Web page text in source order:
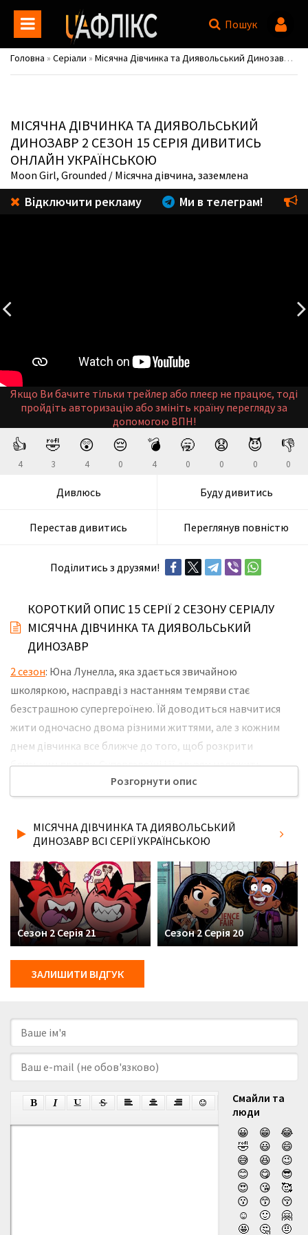
Пошук
Головна » Серіали » Місячна Дівчинка та Диявольський Динозавр / Marvel's Moon Girl and Devil Dinosaur
МІСЯЧНА ДІВЧИНКА ТА ДИЯВОЛЬСЬКИЙ
ДИНОЗАВР 2 СЕЗОН 15 СЕРІЯ ДИВИТИСЬ
ОНЛАЙН УКРАЇНСЬКОЮ
Moon Girl, Grounded / Місячна дівчина, заземлена
Відключити рекламу Ми в телеграм!
Якщо Ви бачите тільки трейлер або плеєр не працює, тоді
пройдіть авторизацію або змініть країну перегляду за
допомогою ВПН!
👍
4
🤣
3
😲
4
😔
0
💣
4
🥱
0
😧
0
😈
0
👎
0
Дивлюсь Буду дивитись
Перестав дивитись Переглянув повністю
Поділитись з друзями!
КОРОТКИЙ ОПИС 15 СЕРІЇ 2 СЕЗОНУ СЕРІАЛУ
МІСЯЧНА ДІВЧИНКА ТА ДИЯВОЛЬСЬКИЙ
ДИНОЗАВР
2 сезон: Юна Лунелла, яка здається звичайною
школяркою, насправді з настанням темряви стає
безстрашною супергероїнею. Їй доводиться навчитися
жити одночасно двома різними життями, але з кожним
днем дівчинка все ближче до того, щоб розкрити
близьким правду. Супергероїні і її друзям належить
відправитися на інші планети, битися з небезпечними
будь-який момент можуть виникнути непередбачені
обставини, здатні поставити їх життя під загрозу. Не
2 сезону серіалу Місячна Дівчинка та Диявольський
Динозавр українською мовою, у хорошій hd якості та з
українськими субтитрами!
Розгорнути опис
МІСЯЧНА ДІВЧИНКА ТА ДИЯВОЛЬСЬКИЙ
ДИНОЗАВР ВСІ СЕРІЇ УКРАЇНСЬКОЮ
Сезон 2 Серія 21 Сезон 2 Серія 20
ЗАЛИШИТИ ВІДГУК
Смайли та
люди
😀
😁
😂
🤣
😃
😄
😅
😆
😉
😊
😋
😎
😍
😘
🥰
😗
😙
😚
☺️
🙂
🤗
🤩
🤔 🤨